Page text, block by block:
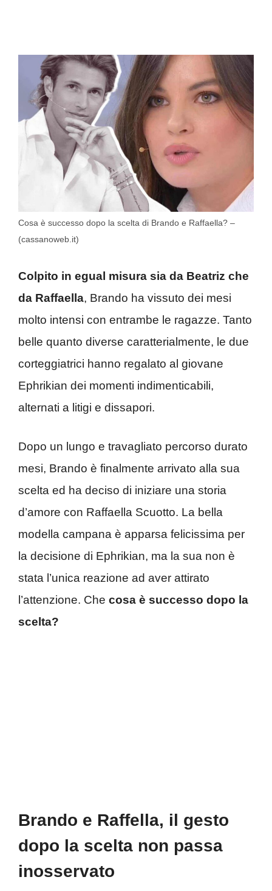
Cosa è successo dopo la scelta di Brando e Raffaella? –
(cassanoweb.it)
Colpito in egual misura sia da Beatriz che
da Raffaella, Brando ha vissuto dei mesi
molto intensi con entrambe le ragazze. Tanto
belle quanto diverse caratterialmente, le due
corteggiatrici hanno regalato al giovane
Ephrikian dei momenti indimenticabili,
alternati a litigi e dissapori.
Dopo un lungo e travagliato percorso durato
mesi, Brando è finalmente arrivato alla sua
scelta ed ha deciso di iniziare una storia
d’amore con Raffaella Scuotto. La bella
modella campana è apparsa felicissima per
la decisione di Ephrikian, ma la sua non è
stata l’unica reazione ad aver attirato
l’attenzione. Che cosa è successo dopo la
scelta?
Brando e Raffella, il gesto
dopo la scelta non passa
inosservato